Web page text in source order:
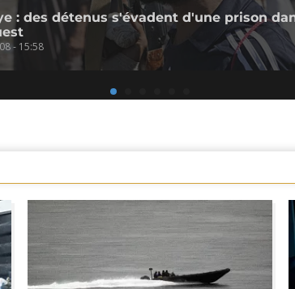
: des détenus s'évadent d'une prison
- 15:58